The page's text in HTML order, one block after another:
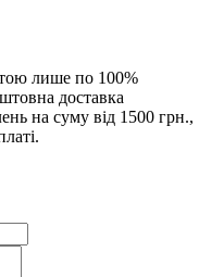
лише по 100%
доставка
на суму від 1500 грн.,